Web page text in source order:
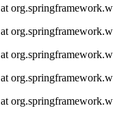
at
at
at
at
at